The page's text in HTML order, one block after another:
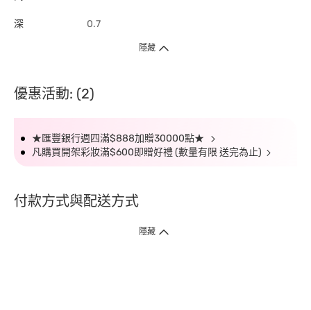
深 0.7
隱藏
優惠活動: (2)
★匯豐銀行週四滿$888加贈30000點★
凡購買開架彩妝滿$600即贈好禮 (數量有限 送完為止)
付款方式與配送方式
隱藏